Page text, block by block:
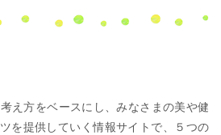
え方をベースにし、みなさまの美や健
を提供していく情報サイトで、５つの